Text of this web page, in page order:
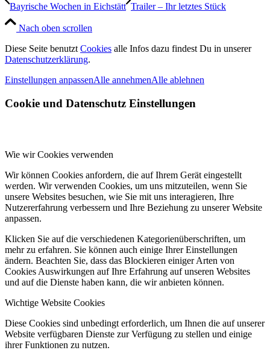
Bayrische Wochen in Eichstätt Trailer – Ihr letztes Stück
Nach oben scrollen
Diese Seite benutztCookies alle Infos dazu findest Du in unserer
Datenschutzerklärung.
Einstellungen anpassenAlle annehmenAlle ablehnen
Cookie und Datenschutz Einstellungen
Wie wir Cookies verwenden
Wir können Cookies anfordern, die auf Ihrem Gerät eingestellt
werden. Wir verwenden Cookies, um uns mitzuteilen, wenn Sie
unsere Websites besuchen, wie Sie mit uns interagieren, Ihre
Nutzererfahrung verbessern und Ihre Beziehung zu unserer Website
anpassen.
Klicken Sie auf die verschiedenen Kategorienüberschriften, um
mehr zu erfahren. Sie können auch einige Ihrer Einstellungen
ändern. Beachten Sie, dass das Blockieren einiger Arten von
Cookies Auswirkungen auf Ihre Erfahrung auf unseren Websites
und auf die Dienste haben kann, die wir anbieten können.
Wichtige Website Cookies
Diese Cookies sind unbedingt erforderlich, um Ihnen die auf unserer
Website verfügbaren Dienste zur Verfügung zu stellen und einige
ihrer Funktionen zu nutzen.